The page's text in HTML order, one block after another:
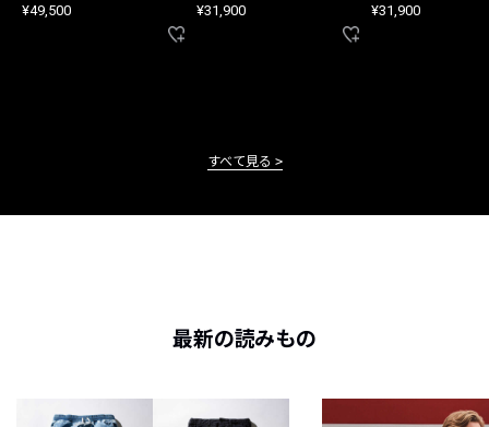
¥49,500 ¥31,900 ¥31,900
すべて見る
最新の読みもの